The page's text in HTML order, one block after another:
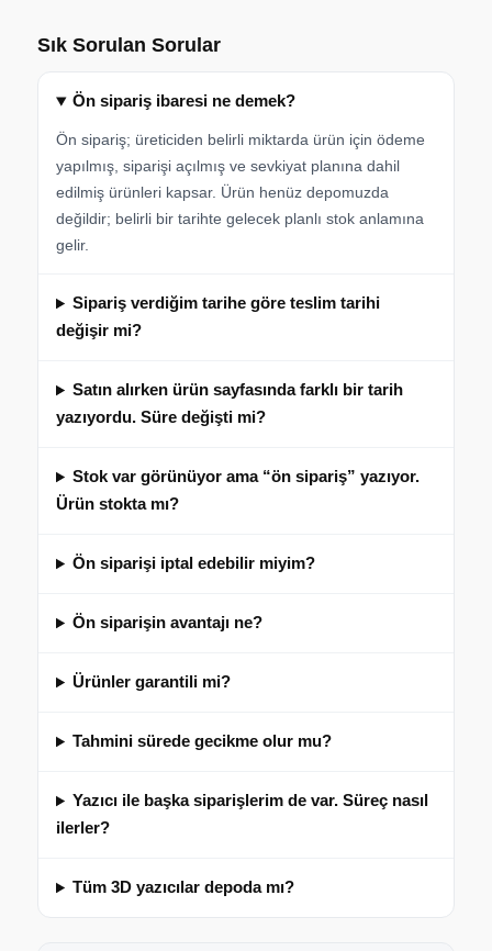
Sık Sorulan Sorular
Ön sipariş ibaresi ne demek?
Ön sipariş; üreticiden belirli miktarda ürün için ödeme
yapılmış, siparişi açılmış ve sevkiyat planına dahil
edilmiş ürünleri kapsar. Ürün henüz depomuzda
değildir; belirli bir tarihte gelecek planlı stok anlamına
gelir.
Sipariş verdiğim tarihe göre teslim tarihi
değişir mi?
Satın alırken ürün sayfasında farklı bir tarih
yazıyordu. Süre değişti mi?
Stok var görünüyor ama “ön sipariş” yazıyor.
Ürün stokta mı?
Ön siparişi iptal edebilir miyim?
Ön siparişin avantajı ne?
Ürünler garantili mi?
Tahmini sürede gecikme olur mu?
Yazıcı ile başka siparişlerim de var. Süreç nasıl
ilerler?
Tüm 3D yazıcılar depoda mı?